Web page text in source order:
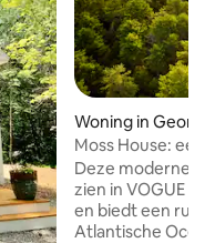
Woning in
Moss House:
water in het bos
Deze moderne,
zien in VOGUE
en biedt een
Atlantische